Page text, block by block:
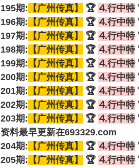
195期: 【广州传真】 🏆 ⒋行中特
196期: 【广州传真】 🏆 ⒋行中特
197期: 【广州传真】 🏆 ⒋行中特
198期: 【广州传真】 🏆 ⒋行中特
199期: 【广州传真】 🏆 ⒋行中特
200期: 【广州传真】 🏆 ⒋行中特
201期: 【广州传真】 🏆 ⒋行中特
202期: 【广州传真】 🏆 ⒋行中特
203期: 【广州传真】 🏆 ⒋行中特
资料最早更新在693329.com
204期: 【广州传真】 🏆 ⒋行中特
205期: 【广州传真】 🏆 ⒋行中特